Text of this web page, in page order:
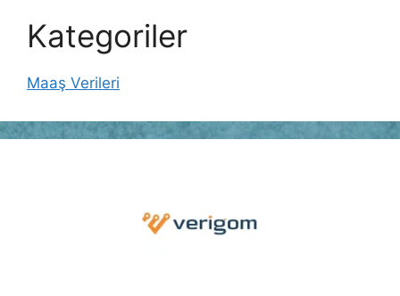
Kategoriler
Maaş Verileri